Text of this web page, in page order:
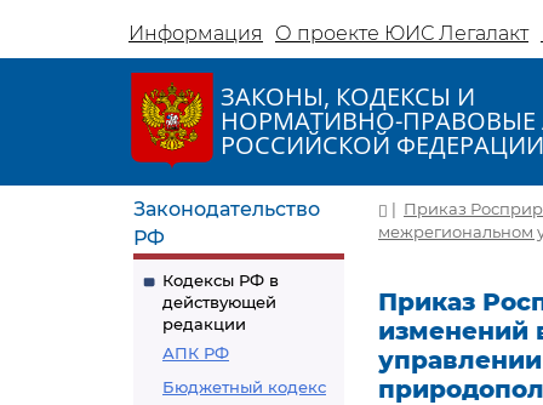
Информация О проекте ЮИС Легалакт
ЗАКОНЫ, КОДЕКСЫ И
НОРМАТИВНО-ПРАВОВЫЕ
РОССИЙСКОЙ ФЕДЕРАЦИИ
Законодательство
РФ
Кодексы РФ в
действующей
редакции
АПК РФ
Бюджетный кодекс
| Приказ
межрегиональном
Приказ
изменений